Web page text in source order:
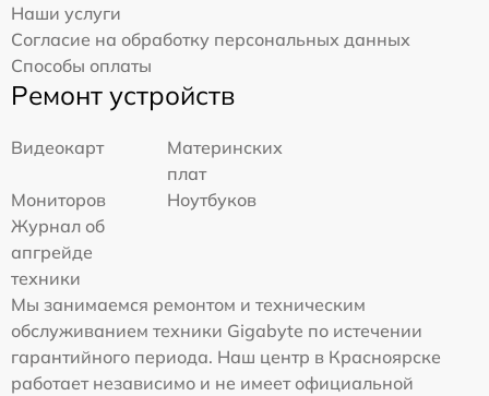
Наши услуги
Согласие на обработку персональных данных
Способы оплаты
Ремонт устройств
Видеокарт
Материнских
плат
Мониторов
Ноутбуков
Журнал об
апгрейде
техники
Мы занимаемся ремонтом и техническим
обслуживанием техники Gigabyte по истечении
гарантийного периода. Наш центр в Красноярске
работает независимо и не имеет официальной